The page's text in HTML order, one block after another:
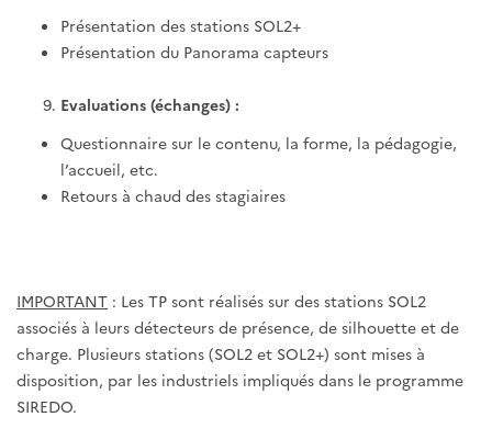
Présentation des stations SOL2+
Présentation du Panorama capteurs
Evaluations (échanges) :
Questionnaire sur le contenu, la forme, la pédagogie,
l’accueil, etc.
Retours à chaud des stagiaires
IMPORTANT : Les TP sont réalisés sur des stations SOL2
associés à leurs détecteurs de présence, de silhouette et de
charge. Plusieurs stations (SOL2 et SOL2+) sont mises à
disposition, par les industriels impliqués dans le programme
SIREDO.